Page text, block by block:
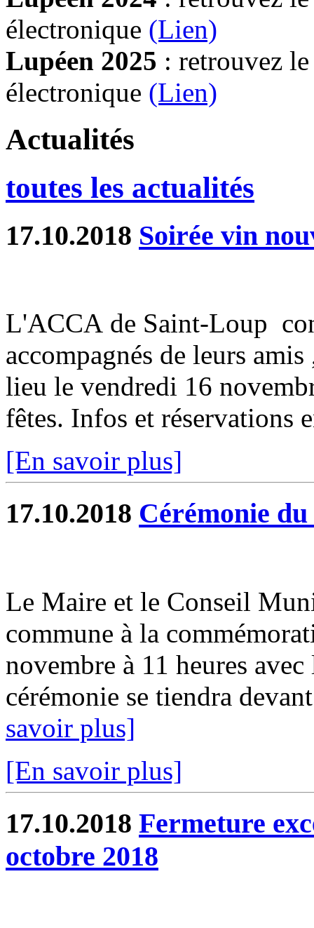
électronique (Lien)
Lupéen 2025 : retrouvez
électronique (Lien)
Actualités
toutes les actualités
17.10.2018 Soirée vin
L'ACCA de Saint-Loup
accompagnés de leurs
lieu le vendredi 16
fêtes. Infos et réservations
[En savoir plus]
17.10.2018 Cérémonie
Le Maire et le Conseil
commune à la
novembre à 11 heures
cérémonie se tiendra
savoir plus]
[En savoir plus]
17.10.2018 Fermeture
octobre 2018